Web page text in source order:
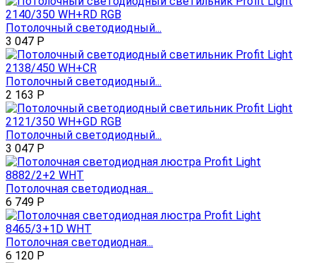
Потолочный светодиодный...
3 047 Р
Потолочный светодиодный...
2 163 Р
Потолочный светодиодный...
3 047 Р
Потолочная светодиодная...
6 749 Р
Потолочная светодиодная...
6 120 Р